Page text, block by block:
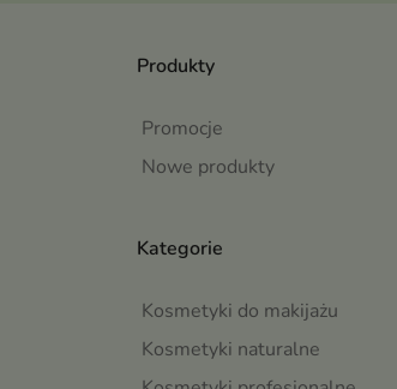
Produkty
Promocje
Nowe produkty
Kategorie
Kosmetyki do makijażu
Kosmetyki naturalne